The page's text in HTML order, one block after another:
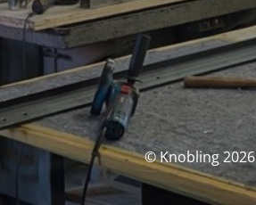
© Knobling 2026